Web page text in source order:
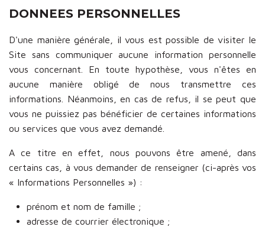
DONNEES PERSONNELLES
D'une manière générale, il vous est possible de visiter le
Site sans communiquer aucune information personnelle
vous concernant. En toute hypothèse, vous n'êtes en
aucune manière obligé de nous transmettre ces
informations. Néanmoins, en cas de refus, il se peut que
vous ne puissiez pas bénéficier de certaines informations
ou services que vous avez demandé.
A ce titre en effet, nous pouvons être amené, dans
certains cas, à vous demander de renseigner (ci-après vos
« Informations Personnelles ») :
prénom et nom de famille ;
adresse de courrier électronique ;